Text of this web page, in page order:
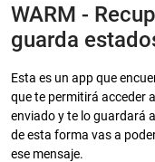
WARM -
guarda
Esta es un app que
que te permitirá acceder
enviado y te lo guardará
de esta forma vas a
ese mensaje.